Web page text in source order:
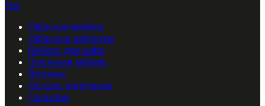
Top
Офисная мебель
Офисные кабинеты
Мебель для кафе
Школьная мебель
Витрина
Оплата, получение
Гарантии